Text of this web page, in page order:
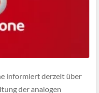
informiert derzeit über
der analogen